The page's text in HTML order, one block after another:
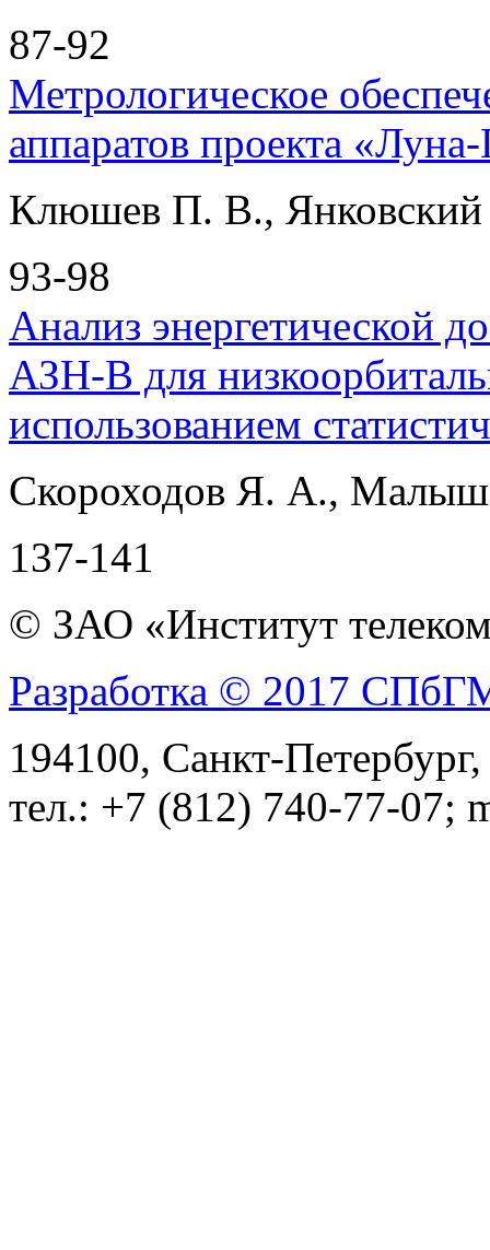
87-92
Метрологическое
аппаратов проекта
Клюшев П. В.,
93-98
Анализ энергетической
АЗН-В для
использованием
Скороходов Я. А.,
137-141
© ЗАО «Институт
Разработка © 2017
194100, Санкт-
тел.: +7 (812) 740-77-07;